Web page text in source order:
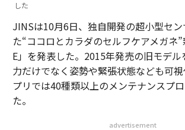
した
JINSは10月6日、独自開発の超小型セ
た“ココロとカラダのセルフケアメガネ
E」を発表した。2015年発売の旧モデ
力だけでなく姿勢や緊張状態なども可
プリでは40種類以上のメンテナンスプ
た。
advertisement